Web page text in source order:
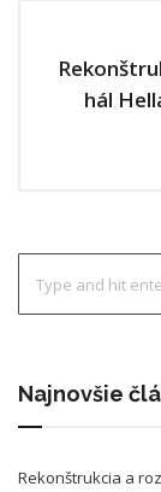
hál
Najnovšie
Rekonštrukcia a